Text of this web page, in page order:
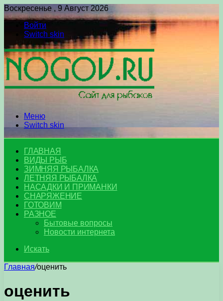
Воскресенье , 9 Август 2026
Войти
Switch skin
Меню
Switch skin
ГЛАВНАЯ
ВИДЫ РЫБ
ЗИМНЯЯ РЫБАЛКА
ЛЕТНЯЯ РЫБАЛКА
НАСАДКИ И ПРИМАНКИ
СНАРЯЖЕНИЕ
ГОТОВИМ
РАЗНОЕ
Бытовые вопросы
Новости интернета
Искать
Главная/оценить
оценить